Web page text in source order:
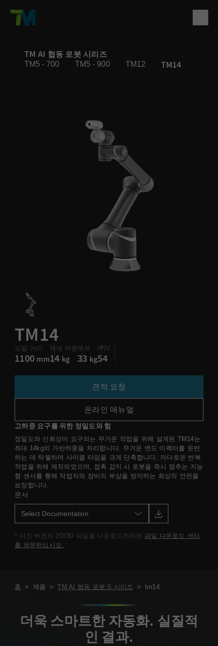
한국어 简体中文
TM AI 협동 로봇 시리즈
TM5 - 700 TM5 - 900 TM12 TM14
TM14
도달 거리
1100 mm
적재 하중
14 kg
무게
33 kg
IPIV
54
견적 요청
온라인 매뉴얼
고하중 요구를 위한 정밀도와 힘
정밀도와 신뢰성이 요구되는 무거운 작업을 위해 설계된 TM14는
최대 14kg의 가반하중을 처리합니다. 무거운 엔드 이펙터를 운반
하는 데 탁월하며 사이클 타임을 크게 단축합니다. 까다로운 반복
작업을 위해 제작되었으며, 접촉 감지 시 로봇을 즉시 멈추는 지능
형 센서를 통해 작업자와 장비의 부상을 방지하는 최상의 안전을
보장합니다.
문서
* 이전 버전의 2D/3D 파일을 다운로드하려면 파일 다운로드 센터
를 방문하십시오.
홈 > 제품 > TM AI 협동 로봇 S 시리즈 > tm14
더욱 스마트한 자동화. 실질적
인 결과.